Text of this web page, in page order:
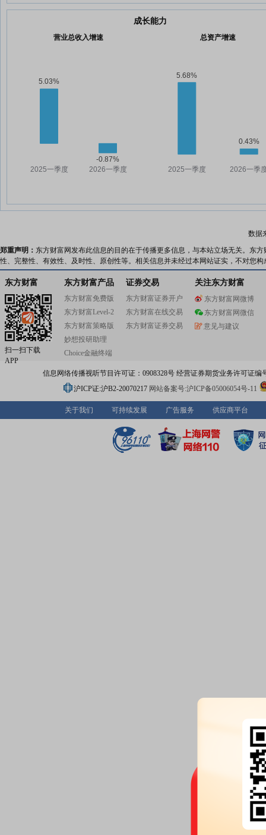
成长能力
营业总收入增速 总资产增速
数据
郑重声明： 东方财富网发布此信息的目的在于传播更多信息，与本站立场无关。东
性、完整性、有效性、及时性、原创性等。相关信息并未经过本网站证实，不对您
东方财富
扫一扫下载
APP
东方财富产品
东方财富免费版
东方财富Level-2
东方财富策略版
妙想投研助理
Choice金融终端
证券交易
东方财富证券开户
东方财富在线交易
东方财富证券交易
关注东方财富
东方财富网微博
东方财富网微信
意见与建议
信息网络传播视听节目许可证：0908328号 经营证券期货业务许可证编
沪ICP证:沪B2-20070217 网站备案号:沪ICP备05006054号-11
关于我们 可持续发展 广告服务 供应商平台